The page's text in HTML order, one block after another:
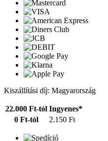
Kiszállítási díj: Magyarország
22.000 Ft-tól Ingyenes*
0 Ft-tól
2.150 Ft